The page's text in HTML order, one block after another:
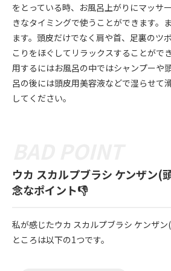
をとっている時、お風呂上がりにマッサ
きなタイミングで使うことができます。
ます。頭皮だけでなく肩や首、足裏のツ
こりをほぐしてリラックスすることがで
用するにはお風呂の中ではシャンプーや
呂の後には頭皮用美容液などで湿らせて
してください。
ウカ スカルプブラシ ケンザン(
念なポイント👎
私が感じたウカ スカルプブラシ ケンザ
ところは以下の1つです。